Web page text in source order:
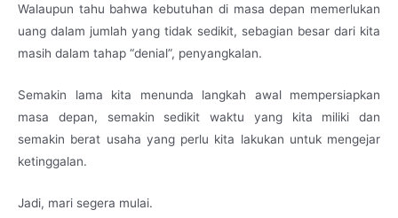
Walaupun tahu bahwa kebutuhan di masa depan memerlukan
uang dalam jumlah yang tidak sedikit, sebagian besar dari kita
masih dalam tahap “denial”, penyangkalan.
Semakin lama kita menunda langkah awal mempersiapkan
masa depan, semakin sedikit waktu yang kita miliki dan
semakin berat usaha yang perlu kita lakukan untuk mengejar
ketinggalan.
Jadi, mari segera mulai.